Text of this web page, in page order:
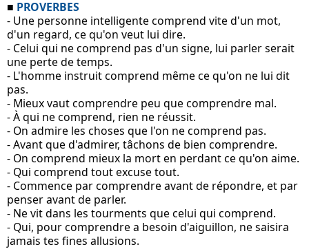
■ PROVERBES
- Une personne intelligente comprend vite d'un mot,
d'un regard, ce qu'on veut lui dire.
- Celui qui ne comprend pas d'un signe, lui parler serait
une perte de temps.
- L'homme instruit comprend même ce qu'on ne lui dit
pas.
- Mieux vaut comprendre peu que comprendre mal.
- À qui ne comprend, rien ne réussit.
- On admire les choses que l'on ne comprend pas.
- Avant que d'admirer, tâchons de bien comprendre.
- On comprend mieux la mort en perdant ce qu'on aime.
- Qui comprend tout excuse tout.
- Commence par comprendre avant de répondre, et par
penser avant de parler.
- Ne vit dans les tourments que celui qui comprend.
- Qui, pour comprendre a besoin d'aiguillon, ne saisira
jamais tes fines allusions.